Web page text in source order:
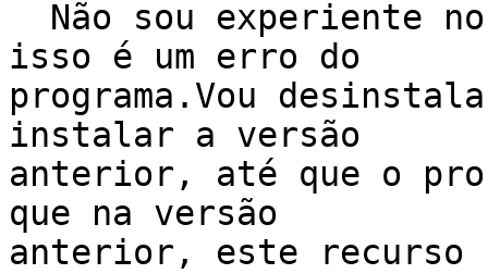
isso é um erro do
programa.Vou
instalar a versão
anterior, até que o
que na versão
anterior, este recurso